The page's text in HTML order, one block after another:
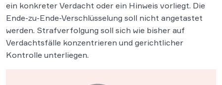
ein konkreter Verdacht oder ein Hinweis vorliegt. Die
Ende-zu-Ende-Verschlüsselung soll nicht angetastet
werden. Strafverfolgung soll sich wie bisher auf
Verdachtsfälle konzentrieren und gerichtlicher
Kontrolle unterliegen.